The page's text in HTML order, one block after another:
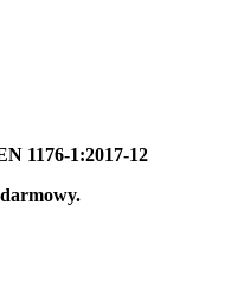
1176-1:2017-12